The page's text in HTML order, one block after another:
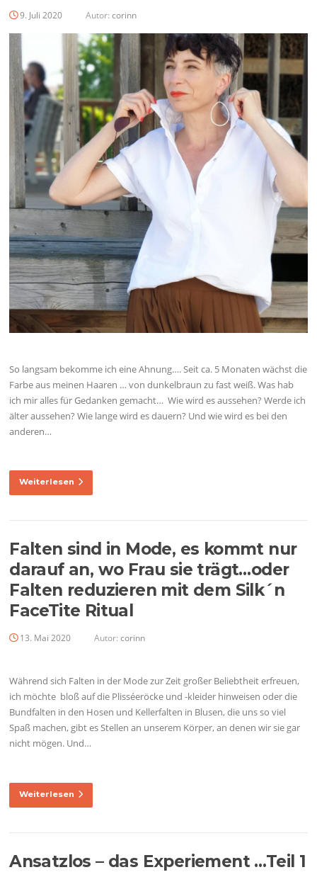
9. Juli 2020 Autor:corinn
So langsam bekomme ich eine Ahnung…. Seit ca. 5 Monaten wächst die
Farbe aus meinen Haaren … von dunkelbraun zu fast weiß. Was hab
ich mir alles für Gedanken gemacht… Wie wird es aussehen? Werde ich
älter aussehen? Wie lange wird es dauern? Und wie wird es bei den
anderen…
Weiterlesen
Falten sind in Mode, es kommt nur
darauf an, wo Frau sie trägt…oder
Falten reduzieren mit dem Silk´n
FaceTite Ritual
13. Mai 2020 Autor:corinn
Während sich Falten in der Mode zur Zeit großer Beliebtheit erfreuen,
ich möchte bloß auf die Plisséeröcke und -kleider hinweisen oder die
Bundfalten in den Hosen und Kellerfalten in Blusen, die uns so viel
Spaß machen, gibt es Stellen an unserem Körper, an denen wir sie gar
nicht mögen. Und…
Weiterlesen
Ansatzlos – das Experiement …Teil 1